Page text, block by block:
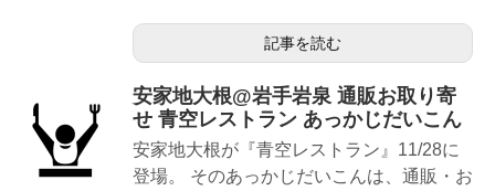
記事を読む
安家地大根@岩手岩泉 通販お取り寄
せ 青空レストラン あっかじだいこん
安家地大根が『青空レストラン』11/28に
登場。 そのあっかじだいこんは、通販・お